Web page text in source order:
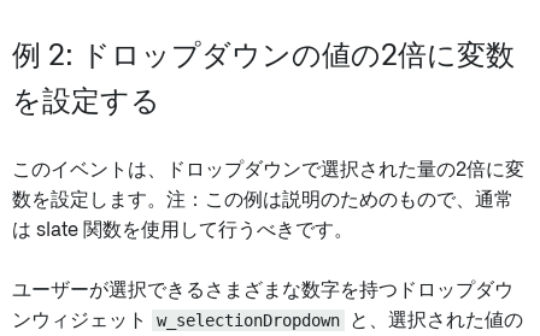
例 2: ドロップダウンの値の2倍に変数
を設定する
このイベントは、ドロップダウンで選択された量の2倍に変
数を設定します。注：この例は説明のためのもので、通常
は slate 関数を使用して行うべきです。
ユーザーが選択できるさまざまな数字を持つドロップダウ
ンウィジェット
w_selectionDropdown
と、選択された値の